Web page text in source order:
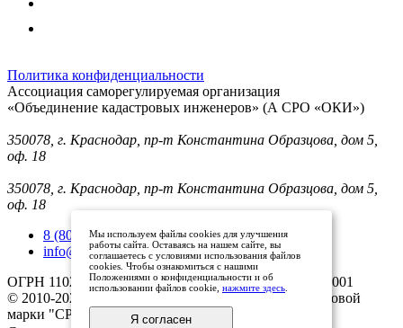
Политика конфиденциальности
Ассоциация саморегулируемая организация
«Объединение кадастровых инженеров» (А СРО «ОКИ»)
350078, г. Краснодар, пр-т Константина Образцова, дом 5,
оф. 18
350078, г. Краснодар, пр-т Константина Образцова, дом 5,
оф. 18
8 (800) 101 33 08
info@mysroki.ru
ОГРН 1102300003079 ИНН 2311126810/КПП 231101001
© 2010-2025 Все права защищены владельцами торговой
марки "СРО ОКИ"
Мы используем файлы cookies для улучшения
работы сайта. Оставаясь на нашем сайте, вы
соглашаетесь с условиями использования файлов
cookies. Чтобы ознакомиться с нашими
Положениями о конфиденциальности и об
использовании файлов cookie, нажмите здесь
Я согласен